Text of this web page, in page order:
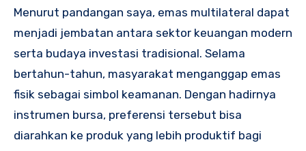
Menurut pandangan saya, emas multilateral dapat
menjadi jembatan antara sektor keuangan modern
serta budaya investasi tradisional. Selama
bertahun-tahun, masyarakat menganggap emas
fisik sebagai simbol keamanan. Dengan hadirnya
instrumen bursa, preferensi tersebut bisa
diarahkan ke produk yang lebih produktif bagi